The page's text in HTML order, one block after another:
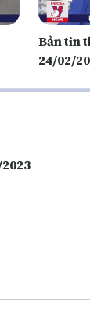
Bản tin
24/02/